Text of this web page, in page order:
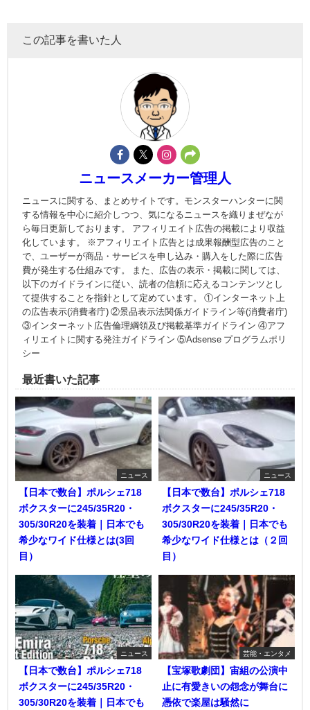
この記事を書いた人
ニュースメーカー管理人
ニュースに関する、まとめサイトです。モンスターハンターに関
する情報を中心に紹介しつつ、気になるニュースを織りまぜなが
ら毎日更新しております。 アフィリエイト広告の掲載により収益
化しています。 ※アフィリエイト広告とは成果報酬型広告のこと
で、ユーザーが商品・サービスを申し込み・購入をした際に広告
費が発生する仕組みです。 また、広告の表示・掲載に関しては、
以下のガイドラインに従い、読者の信頼に応えるコンテンツとし
て提供することを指針として定めています。 ①インターネット上
の広告表示(消費者庁) ②景品表示法関係ガイドライン等(消費者庁)
③インターネット広告倫理綱領及び掲載基準ガイドライン ④アフ
ィリエイトに関する発注ガイドライン ⑤Adsense プログラムポリ
シー
最近書いた記事
ニュース
【日本で数台】ポルシェ718
ボクスターに245/35R20・
305/30R20を装着｜日本でも
希少なワイド仕様とは(3回
目）
ニュース
【日本で数台】ポルシェ718
ボクスターに245/35R20・
305/30R20を装着｜日本でも
希少なワイド仕様とは（２回
目）
ニュース
【日本で数台】ポルシェ718
ボクスターに245/35R20・
305/30R20を装着｜日本でも
芸能・エンタメ
【宝塚歌劇団】宙組の公演中
止に有愛きいの怨念が舞台に
憑依で楽屋は騒然に